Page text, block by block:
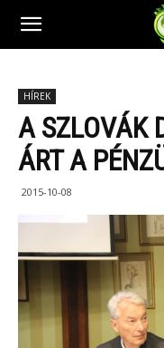
HÍREK
A SZLOVÁK
ÁRT A
2015-10-08